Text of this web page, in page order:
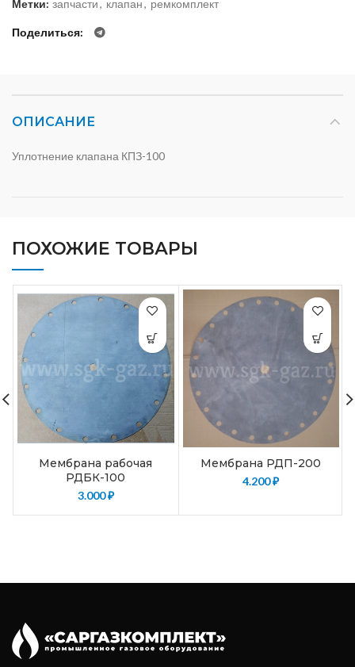
Метки: запчасти, клапан, ремкомплект
Поделиться
ОПИСАНИЕ
Уплотнение клапана КПЗ-100
ПОХОЖИЕ ТОВАРЫ
Мембрана рабочая
РДБК-100
3.000₽
Мембрана РДП-200
4.200₽